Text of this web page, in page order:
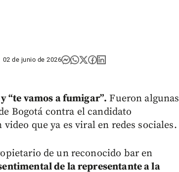
02 de junio de 2026
“te vamos a fumigar”. Fueron algunas
Bogotá contra el candidato
que ya es viral en redes sociales.
de un reconocido bar en
de la representante a la